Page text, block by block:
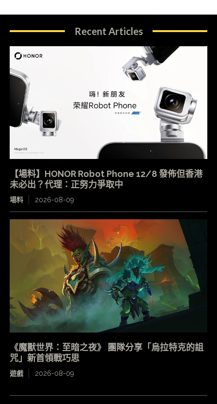
Recent Articles
【場料】HONOR Robot Phone 12/8 發佈但香港
未必出？代理：正努力爭取中
場料 2026-08-09
《魔獸世界：至暗之夜》 團隊分享「烏拉特克的詛
咒」新首領戰巧思
遊戲 2026-08-09